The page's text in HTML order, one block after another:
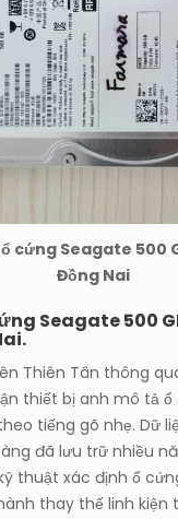
cứng Seagate 500
Đồng Nai
Seagate 500
Thiên Tân thông
thiết bị anh mô tả
tiếng gõ nhẹ. Dữ
đã lưu trữ nhiều
thuật xác định ổ
thay thế linh kiện